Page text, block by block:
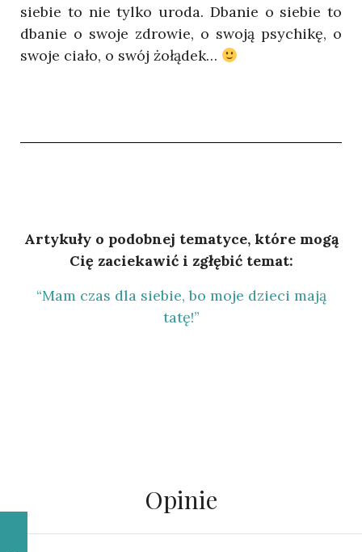
siebie to nie tylko uroda. Dbanie o siebie to
dbanie o swoje zdrowie, o swoją psychikę, o
swoje ciało, o swój żołądek…
Artykuły o podobnej tematyce, które mogą
Cię zaciekawić i zgłębić temat:
“Mam czas dla siebie, bo moje dzieci mają
tatę!”
Opinie